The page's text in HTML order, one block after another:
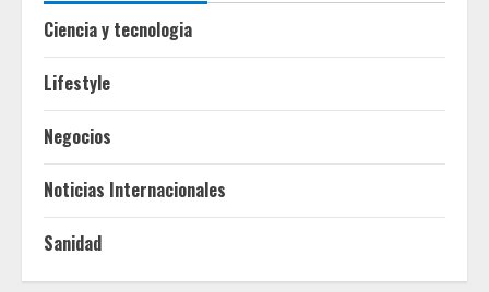
Ciencia y tecnologia
Lifestyle
Negocios
Noticias Internacionales
Sanidad